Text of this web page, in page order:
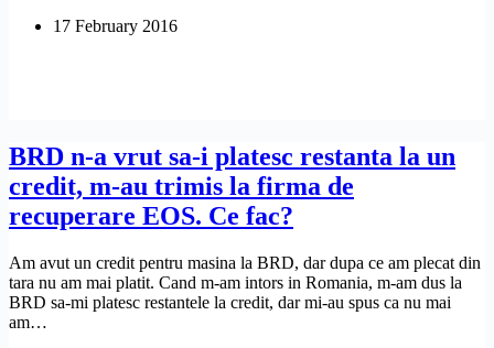
daca
Credit?
17 February 2016
BRD n-a vrut sa-i platesc restanta la un
credit, m-au trimis la firma de
recuperare EOS. Ce fac?
Am avut un credit pentru masina la BRD, dar dupa ce am plecat din
tara nu am mai platit. Cand m-am intors in Romania, m-am dus la
BRD sa-mi platesc restantele la credit, dar mi-au spus ca nu mai
am…